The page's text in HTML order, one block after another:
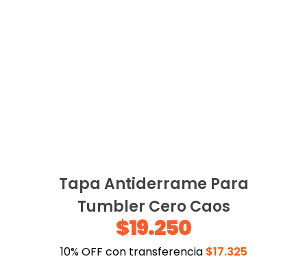
Tapa Antiderrame Para
Tumbler Cero Caos
$19.250
10% OFF con transferencia $17.325